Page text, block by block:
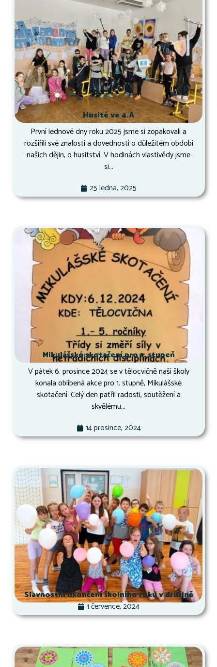
Husité ve 4.A
První lednové dny roku 2025 jsme si zopakovali a
rozšířili své znalosti a dovednosti o důležitém období
našich dějin, o husitství. V hodinách vlastivědy jsme
si...
25 ledna, 2025
Mikulášské skotačení pro 1. stupeň
V pátek 6. prosince 2024 se v tělocvičně naší školy
konala oblíbená akce pro 1. stupně, Mikulášské
skotačení. Celý den patřil radosti, soutěžení a
skvělému...
14 prosince, 2024
Slavnostní ukončení školního roku v družině
1 července, 2024